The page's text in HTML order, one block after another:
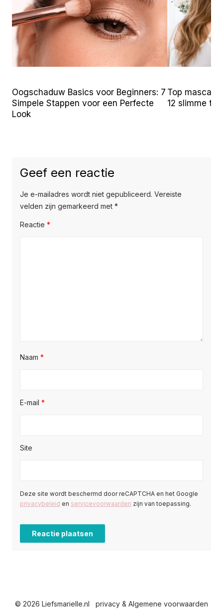
Oogschaduw Basics voor Beginners: 7
Simpele Stappen voor een Perfecte
Look
Top
12 slimme
Geef een reactie
Je e-mailadres wordt niet gepubliceerd. Vereiste
velden zijn gemarkeerd met *
Reactie *
Naam *
E-mail *
Site
Deze site wordt beschermd door reCAPTCHA en het Google
privacybeleid en servicevoorwaarden zijn van toepassing.
© 2026 Liefsmarielle.nl privacy & Algemene voorwaarden